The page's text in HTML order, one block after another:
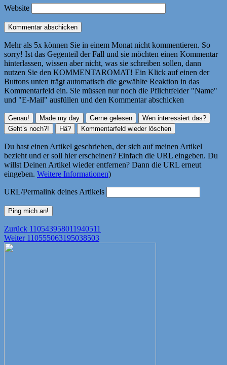
Website
Mehr als 5x können Sie in einem Monat nicht kommentieren. So
sorry! Ist das Gegenteil der Fall und sie möchten einen Kommentar
hinterlassen, wissen aber nicht, was sie schreiben sollen, dann
nutzen Sie den KOMMENTAROMAT! Ein Klick auf einen der
Buttons unten trägt automatisch die gewählte Reaktion in das
Kommentarfeld ein. Sie müssen nur noch die Pflichtfelder "Name"
und "E-Mail" ausfüllen und den Kommentar abschicken
Du hast einen Artikel geschrieben, der sich auf meinen Artikel
bezieht und er soll hier erscheinen? Einfach die URL eingeben. Du
willst Deinen Artikel wieder entfernen? Dann die URL erneut
eingeben. Weitere Informationen)
URL/Permalink deines Artikels
Beitragsnavigation
Zurück Vorheriger
Beitrag:
110543958011940511
Weiter Nächster
110555063195038503